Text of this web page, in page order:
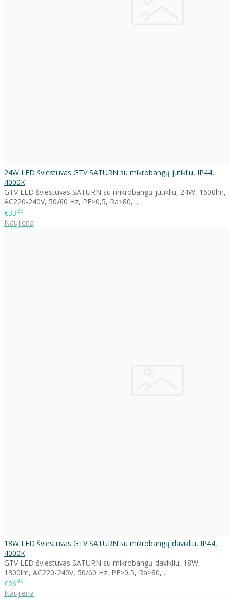
24W LED šviestuvas GTV SATURN su mikrobangų jutikliu, IP44,
4000K
GTV LED šviestuvas SATURN su mikrobangų jutikliu, 24W, 1600lm,
AC220-240V, 50/60 Hz, PF>0,5, Ra>80, ..
€3329
Naujiena
18W LED šviestuvas GTV SATURN su mikrobangų davikliu, IP44,
4000K
GTV LED šviestuvas SATURN su mikrobangų davikliu, 18W,
1300lm, AC220-240V, 50/60 Hz, PF>0,5, Ra>80, ..
€2699
Naujiena